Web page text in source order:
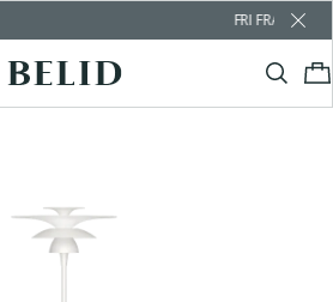
FRI FRAKT ÖVER